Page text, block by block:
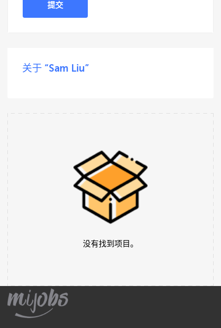
提交
关于 “Sam Liu”
没有找到项目。